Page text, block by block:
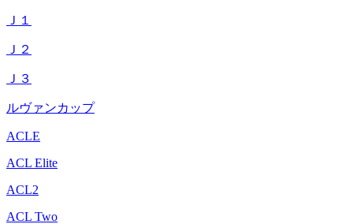
Ｊ１
Ｊ２
Ｊ３
ルヴァンカップ
ACLE
ACL Elite
ACL2
ACL Two